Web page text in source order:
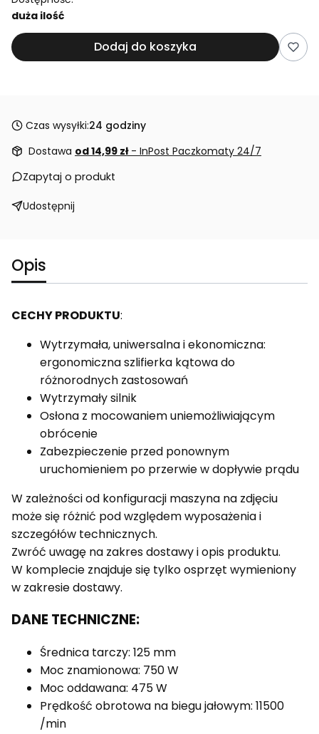
duża ilość
Dodaj do koszyka
Czas wysyłki:24 godziny
Dostawa od 14,99 zł - InPost Paczkomaty 24/7
Zapytaj o produkt
Udostępnij
Opis
CECHY PRODUKTU:
Wytrzymała, uniwersalna i ekonomiczna:
ergonomiczna szlifierka kątowa do
różnorodnych zastosowań
Wytrzymały silnik
Osłona z mocowaniem uniemożliwiającym
obrócenie
Zabezpieczenie przed ponownym
uruchomieniem po przerwie w dopływie prądu
W zależności od konfiguracji maszyna na zdjęciu
może się różnić pod względem wyposażenia i
szczegółów technicznych.
Zwróć uwagę na zakres dostawy i opis produktu.
W komplecie znajduje się tylko osprzęt wymieniony
w zakresie dostawy.
DANE TECHNICZNE:
Średnica tarczy: 125 mm
Moc znamionowa: 750 W
Moc oddawana: 475 W
Prędkość obrotowa na biegu jałowym: 11500
/min